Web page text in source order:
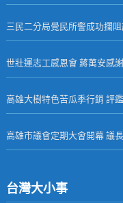
三民二分局覺民所警成功攔
世壯運志工感恩會 蔣萬安感
高雄大樹特色苦瓜季行銷 評
高雄市議會定期大會開幕 議
台灣大小事